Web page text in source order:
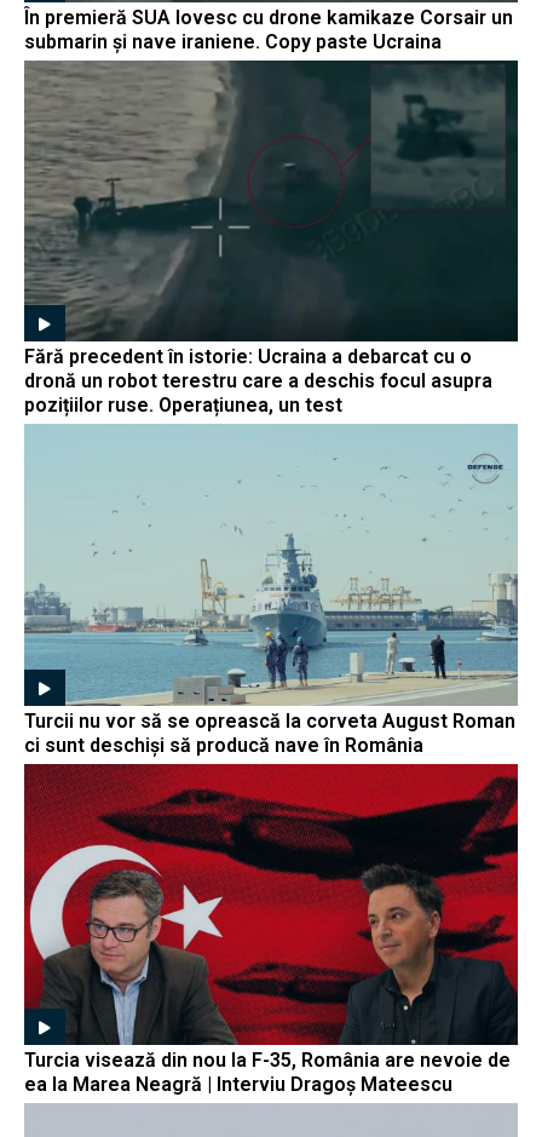
În premieră SUA lovesc cu drone kamikaze Corsair un
submarin și nave iraniene. Copy paste Ucraina
Fără precedent în istorie: Ucraina a debarcat cu o
dronă un robot terestru care a deschis focul asupra
pozițiilor ruse. Operațiunea, un test
Turcii nu vor să se oprească la corveta August Roman
ci sunt deschiși să producă nave în România
Turcia visează din nou la F-35, România are nevoie de
ea la Marea Neagră | Interviu Dragoș Mateescu